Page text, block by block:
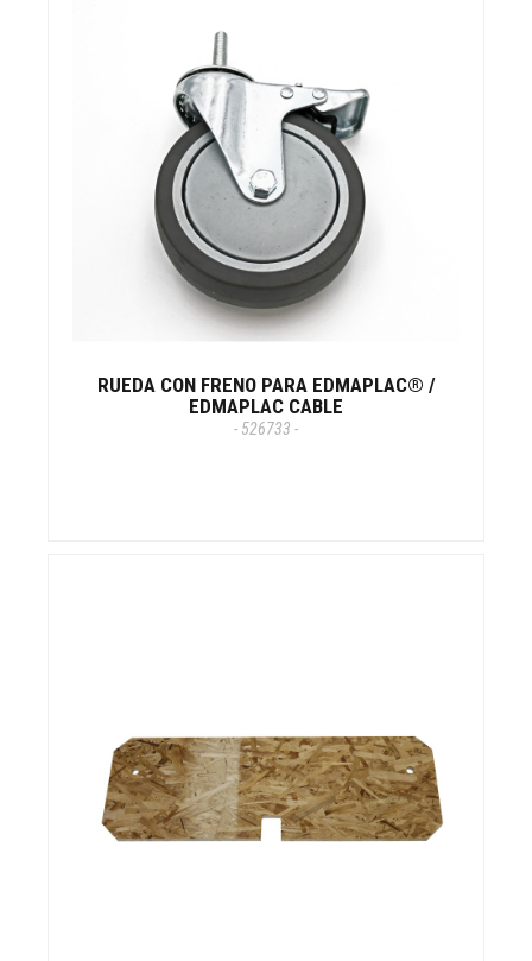
RUEDA CON FRENO PARA EDMAPLAC® /
EDMAPLAC CABLE
- 526733 -